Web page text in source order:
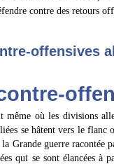
contre des retours
offensives
même où les divisions
se hâtent vers le flanc
Grande guerre racontée
qui se sont élancées